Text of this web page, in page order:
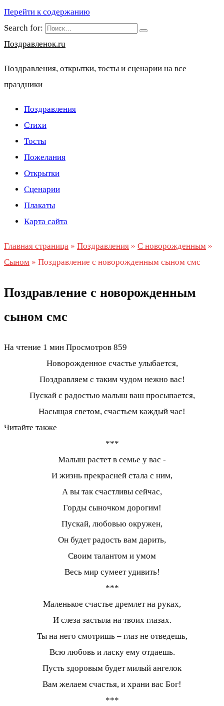
Перейти к содержанию
Search for:
Поздравленок.ru
Поздравления, открытки, тосты и сценарии на все
праздники
Поздравления
Стихи
Тосты
Пожелания
Открытки
Сценарии
Плакаты
Карта сайта
Главная страница » Поздравления » С новорожденным »
Сыном » Поздравление с новорожденным сыном смс
Поздравление с новорожденным
сыном смс
На чтение 1 мин Просмотров 859
Новорожденное счастье улыбается,
Поздравляем с таким чудом нежно вас!
Пускай с радостью малыш ваш просыпается,
Насыщая светом, счастьем каждый час!
Читайте также
***
Малыш растет в семье у вас -
И жизнь прекрасней стала с ним,
А вы так счастливы сейчас,
Горды сыночком дорогим!
Пускай, любовью окружен,
Он будет радость вам дарить,
Своим талантом и умом
Весь мир сумеет удивить!
***
Маленькое счастье дремлет на руках,
И слеза застыла на твоих глазах.
Ты на него смотришь – глаз не отведешь,
Всю любовь и ласку ему отдаешь.
Пусть здоровым будет милый ангелок
Вам желаем счастья, и храни вас Бог!
***